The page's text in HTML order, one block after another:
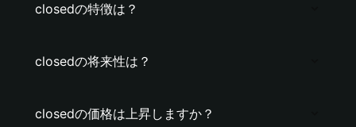
closedの特徴は？
closedの将来性は？
closedの価格は上昇しますか？